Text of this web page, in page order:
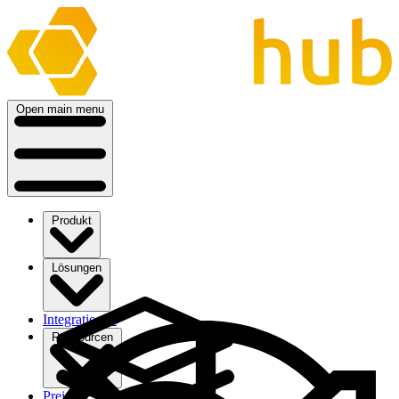
Open main menu
Produkt
Lösungen
Integrationen
Ressourcen